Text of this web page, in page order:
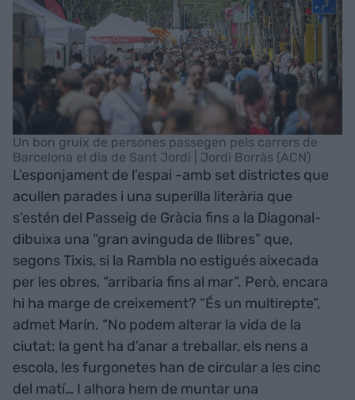
Un bon gruix de persones passegen pels carrers de
Barcelona el dia de Sant Jordi | Jordi Borràs (ACN)
L’esponjament de l’espai -amb set districtes que
acullen parades i una superilla literària que
s’estén del Passeig de Gràcia fins a la Diagonal-
dibuixa una “gran avinguda de llibres” que,
segons Tixis, si la Rambla no estigués aixecada
per les obres, “arribaria fins al mar”. Però, encara
hi ha marge de creixement? “És un multirepte”,
admet Marín. “No podem alterar la vida de la
ciutat: la gent ha d’anar a treballar, els nens a
escola, les furgonetes han de circular a les cinc
del matí… I alhora hem de muntar una